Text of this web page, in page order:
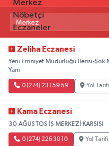
Zeliha Eczanesi
Yeni Emniyet Müdürlüğü İlerisi-Şok
Yanı
0 (274) 231 59 59 Yol Tarifi
Kama Eczanesi
30 AĞUSTOS İŞ MERKEZİ KARŞISI
0 (274) 226 30 10 Yol Tarifi